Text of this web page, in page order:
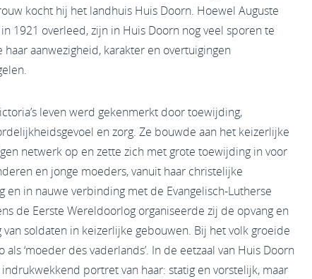
kocht hij het landhuis Huis Doorn. Hoewel Auguste
1921 overleed, zijn in Huis Doorn nog veel sporen te
haar aanwezigheid, karakter en overtuigingen
leven werd gekenmerkt door toewijding,
en zorg. Ze bouwde aan het keizerlijke
netwerk op en zette zich met grote toewijding in voor
en jonge moeders, vanuit haar christelijke
en in nauwe verbinding met de Evangelisch-Lutherse
de Eerste Wereldoorlog organiseerde zij de opvang en
van soldaten in keizerlijke gebouwen. Bij het volk groeide
als ‘moeder des vaderlands’. In de eetzaal van Huis Doorn
portret van haar: statig en vorstelijk, maar